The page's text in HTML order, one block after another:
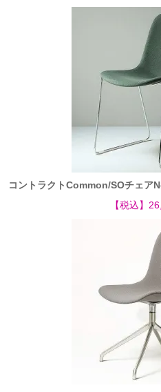
コントラクトCommon/SOチェア
【税込】